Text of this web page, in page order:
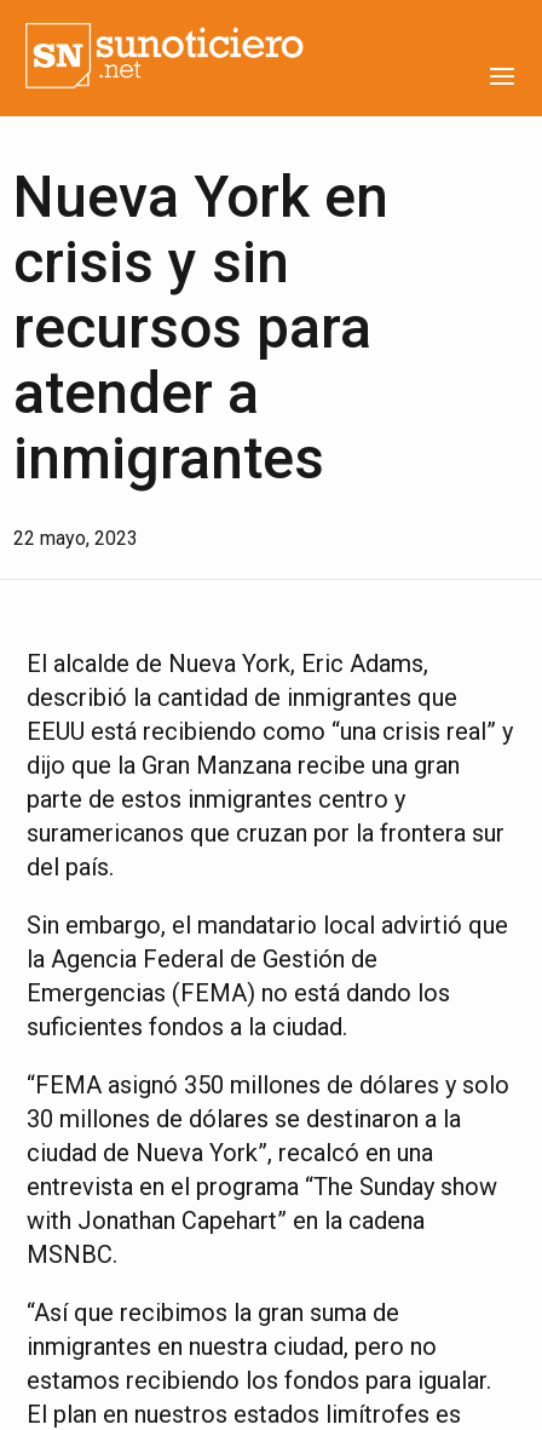
Nueva York en
crisis y sin
recursos para
atender a
inmigrantes
22 mayo, 2023
El alcalde de Nueva York, Eric Adams,
describió la cantidad de inmigrantes que
EEUU está recibiendo como “una crisis real” y
dijo que la Gran Manzana recibe una gran
parte de estos inmigrantes centro y
suramericanos que cruzan por la frontera sur
del país.
Sin embargo, el mandatario local advirtió que
la Agencia Federal de Gestión de
Emergencias (FEMA) no está dando los
suficientes fondos a la ciudad.
“FEMA asignó 350 millones de dólares y solo
30 millones de dólares se destinaron a la
ciudad de Nueva York”, recalcó en una
entrevista en el programa “The Sunday show
with Jonathan Capehart” en la cadena
MSNBC.
“Así que recibimos la gran suma de
inmigrantes en nuestra ciudad, pero no
estamos recibiendo los fondos para igualar.
El plan en nuestros estados limítrofes es